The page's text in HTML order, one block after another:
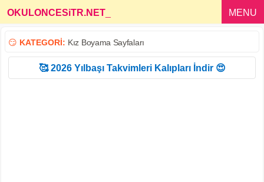
OKULONCESiTR.NET MENU
😏 KATEGORİ: Kız Boyama Sayfaları
🥰 2026 Yılbaşı Takvimleri Kalıpları İndir 😍